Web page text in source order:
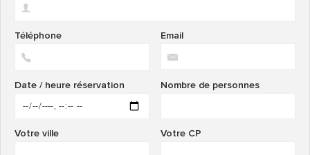
Email
Téléphone
Nombre de personnes
Date / heure réservation
Votre CP
Votre ville